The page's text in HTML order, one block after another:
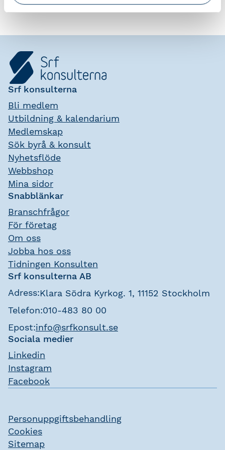
Srf konsulterna
Bli medlem
Utbildning & kalendarium
Medlemskap
Sök byrå & konsult
Nyhetsflöde
Webbshop
Mina sidor
Snabblänkar
Branschfrågor
För företag
Om oss
Jobba hos oss
Tidningen Konsulten
Srf konsulterna AB
Adress:Klara Södra Kyrkog. 1, 11152 Stockholm
Telefon:010-483 80 00
Epost:info@srfkonsult.se
Sociala medier
Linkedin
Instagram
Facebook
Personuppgiftsbehandling
Cookies
Sitemap